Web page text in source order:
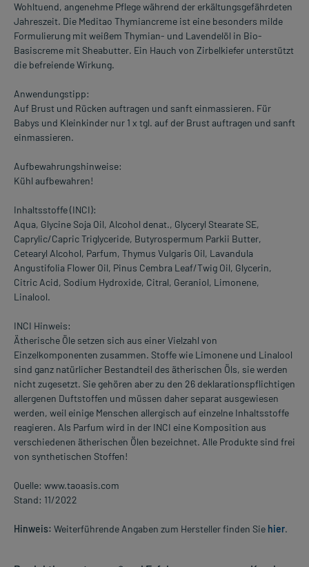
Wohltuend, angenehme Pflege während der erkältungsgefährdeten
Jahreszeit. Die Meditao Thymiancreme ist eine besonders milde
Formulierung mit weißem Thymian- und Lavendelöl in Bio-
Basiscreme mit Sheabutter. Ein Hauch von Zirbelkiefer unterstützt
die befreiende Wirkung.
Anwendungstipp:
Auf Brust und Rücken auftragen und sanft einmassieren. Für
Babys und Kleinkinder nur 1 x tgl. auf der Brust auftragen und sanft
einmassieren.
Aufbewahrungshinweise:
Kühl aufbewahren!
Inhaltsstoffe (INCI):
Aqua, Glycine Soja Oil, Alcohol denat., Glyceryl Stearate SE,
Caprylic/Capric Triglyceride, Butyrospermum Parkii Butter,
Cetearyl Alcohol, Parfum, Thymus Vulgaris Oil, Lavandula
Angustifolia Flower Oil, Pinus Cembra Leaf/Twig Oil, Glycerin,
Citric Acid, Sodium Hydroxide, Citral, Geraniol, Limonene,
Linalool.
INCI Hinweis:
Ätherische Öle setzen sich aus einer Vielzahl von
Einzelkomponenten zusammen. Stoffe wie Limonene und Linalool
sind ganz natürlicher Bestandteil des ätherischen Öls, sie werden
nicht zugesetzt. Sie gehören aber zu den 26 deklarationspflichtigen
allergenen Duftstoffen und müssen daher separat ausgewiesen
werden, weil einige Menschen allergisch auf einzelne Inhaltsstoffe
reagieren. Als Parfum wird in der INCI eine Komposition aus
verschiedenen ätherischen Ölen bezeichnet. Alle Produkte sind frei
von synthetischen Stoffen!
Quelle: www.taoasis.com
Stand: 11/2022
Hinweis: Weiterführende Angaben zum Hersteller finden Sie hier.